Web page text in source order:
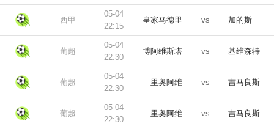
西甲
05-04
22:15
皇家马德里 vs 加的斯
葡超
05-04
22:30
博阿维斯塔 vs 基维森特
葡超
05-04
22:30
里奥阿维 vs 吉马良斯
葡超
05-04
22:30
里奥阿维 vs 吉马良斯